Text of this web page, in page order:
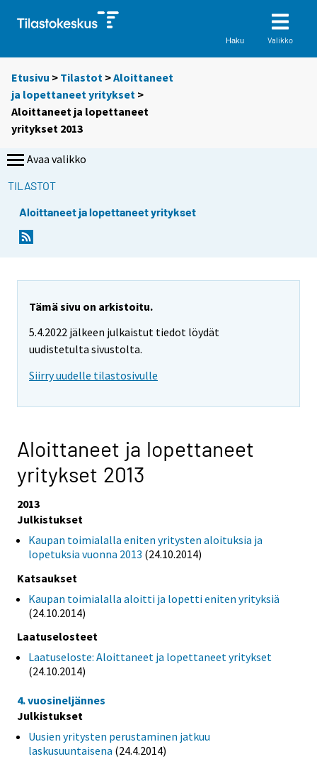
Haku Valikko
Etusivu > Tilastot >Aloittaneet
ja lopettaneet yritykset >
Aloittaneet ja lopettaneet
yritykset 2013
Avaa valikko
TILASTOT
Aloittaneet ja lopettaneet yritykset
Tämä sivu on arkistoitu.
5.4.2022 jälkeen julkaistut tiedot löydät
uudistetulta sivustolta.
Siirry uudelle tilastosivulle
Aloittaneet ja lopettaneet
yritykset 2013
2013
Julkistukset
Kaupan toimialalla eniten yritysten aloituksia ja
lopetuksia vuonna 2013 (24.10.2014)
Katsaukset
Kaupan toimialalla aloitti ja lopetti eniten yrityksiä
(24.10.2014)
Laatuselosteet
Laatuseloste: Aloittaneet ja lopettaneet yritykset
(24.10.2014)
4. vuosineljännes
Julkistukset
Uusien yritysten perustaminen jatkuu
laskusuuntaisena (24.4.2014)